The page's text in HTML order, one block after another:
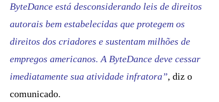
ByteDance está desconsiderando leis de direitos
autorais bem estabelecidas que protegem os
direitos dos criadores e sustentam milhões de
empregos americanos. A ByteDance deve cessar
imediatamente sua atividade infratora”, diz o
comunicado.